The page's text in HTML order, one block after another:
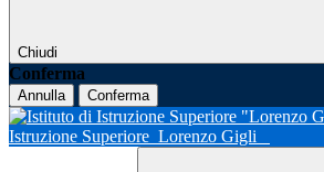
Chiudi
Conferma
Annulla Conferma
Istruzione Superiore Lorenzo Gigli